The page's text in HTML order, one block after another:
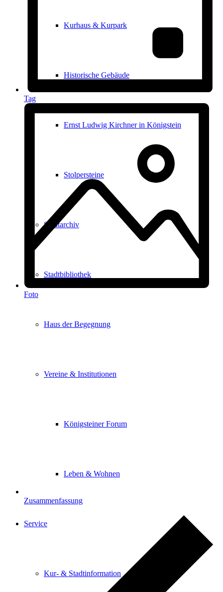
Kurhaus & Kurpark
Historische Gebäude
Ernst Ludwig Kirchner in Königstein
Stolpersteine
Stadtarchiv
Stadtbibliothek
Haus der Begegnung
Vereine & Institutionen
Königsteiner Forum
Leben & Wohnen
Service
Kur- & Stadtinformation
Tag
Foto
Zusammenfassung